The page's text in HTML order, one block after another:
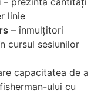
linie
– înmulțitori
cursul sesiunilor
capacitatea de a
ului cu